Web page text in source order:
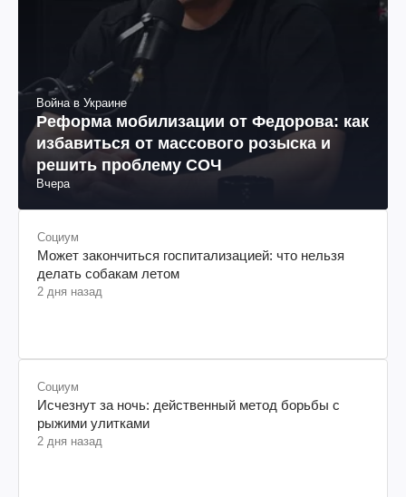
Война в Украине
Реформа мобилизации от Федорова: как
избавиться от массового розыска и
решить проблему СОЧ
Вчера
Социум
Может закончиться госпитализацией: что нельзя
делать собакам летом
2 дня назад
Социум
Исчезнут за ночь: действенный метод борьбы с
рыжими улитками
2 дня назад